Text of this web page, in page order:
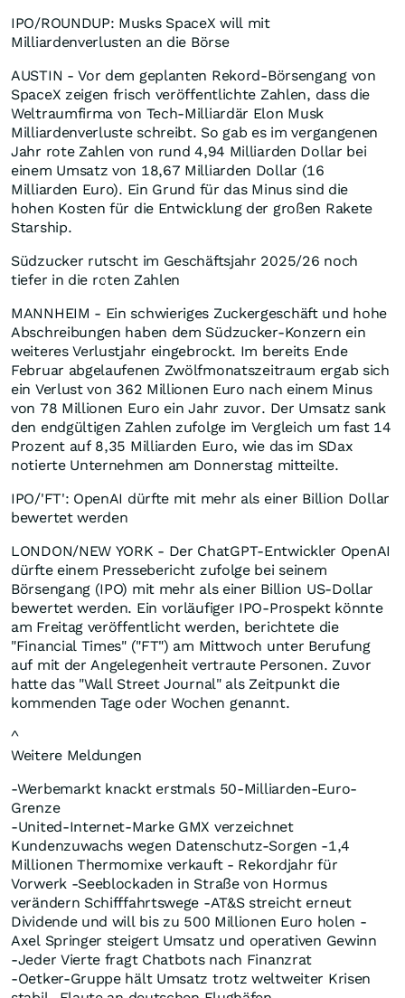
IPO/ROUNDUP: Musks SpaceX will mit
Milliardenverlusten an die Börse
AUSTIN - Vor dem geplanten Rekord-Börsengang von
SpaceX zeigen frisch veröffentlichte Zahlen, dass die
Weltraumfirma von Tech-Milliardär Elon Musk
Milliardenverluste schreibt. So gab es im vergangenen
Jahr rote Zahlen von rund 4,94 Milliarden Dollar bei
einem Umsatz von 18,67 Milliarden Dollar (16
Milliarden Euro). Ein Grund für das Minus sind die
hohen Kosten für die Entwicklung der großen Rakete
Starship.
Südzucker rutscht im Geschäftsjahr 2025/26 noch
tiefer in die roten Zahlen
MANNHEIM - Ein schwieriges Zuckergeschäft und hohe
Abschreibungen haben dem Südzucker-Konzern ein
weiteres Verlustjahr eingebrockt. Im bereits Ende
Februar abgelaufenen Zwölfmonatszeitraum ergab sich
ein Verlust von 362 Millionen Euro nach einem Minus
von 78 Millionen Euro ein Jahr zuvor. Der Umsatz sank
den endgültigen Zahlen zufolge im Vergleich um fast 14
Prozent auf 8,35 Milliarden Euro, wie das im SDax
notierte Unternehmen am Donnerstag mitteilte.
IPO/'FT': OpenAI dürfte mit mehr als einer Billion Dollar
bewertet werden
LONDON/NEW YORK - Der ChatGPT-Entwickler OpenAI
dürfte einem Pressebericht zufolge bei seinem
Börsengang (IPO) mit mehr als einer Billion US-Dollar
bewertet werden. Ein vorläufiger IPO-Prospekt könnte
am Freitag veröffentlicht werden, berichtete die
"Financial Times" ("FT") am Mittwoch unter Berufung
auf mit der Angelegenheit vertraute Personen. Zuvor
hatte das "Wall Street Journal" als Zeitpunkt die
kommenden Tage oder Wochen genannt.
^
Weitere Meldungen
-Werbemarkt knackt erstmals 50-Milliarden-Euro-
Grenze
-United-Internet-Marke GMX verzeichnet
Kundenzuwachs wegen Datenschutz-Sorgen -1,4
Millionen Thermomixe verkauft - Rekordjahr für
Vorwerk -Seeblockaden in Straße von Hormus
verändern Schifffahrtswege -AT&S streicht erneut
Dividende und will bis zu 500 Millionen Euro holen -
Axel Springer steigert Umsatz und operativen Gewinn
-Jeder Vierte fragt Chatbots nach Finanzrat
-Oetker-Gruppe hält Umsatz trotz weltweiter Krisen